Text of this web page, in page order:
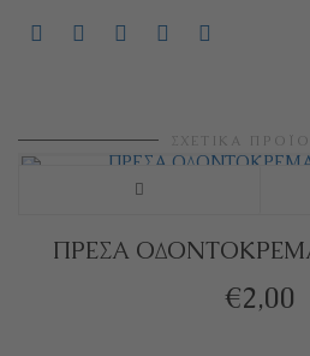
ΣΧΕΤΙΚΆ
ΠΡΕΣΑ
€2,00